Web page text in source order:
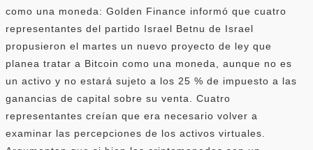
como una moneda: Golden Finance informó que cuatro
representantes del partido Israel Betnu de Israel
propusieron el martes un nuevo proyecto de ley que
planea tratar a Bitcoin como una moneda, aunque no es
un activo y no estará sujeto a los 25 % de impuesto a las
ganancias de capital sobre su venta. Cuatro
representantes creían que era necesario volver a
examinar las percepciones de los activos virtuales.